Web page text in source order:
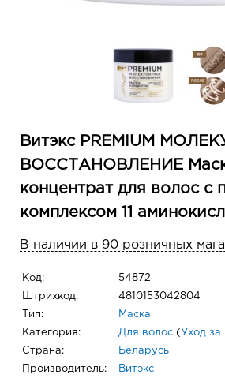
Витэкс PREMIUM
ВОССТАНОВЛЕНИЕ
концентрат для волос с
комплексом 11
В наличии в 90 розничных
Код: 54872
Штрихкод: 4810153042804
Тип: Маска
Категория: Для волос ( Уход за
Страна: Беларусь
Производитель: Витэкс